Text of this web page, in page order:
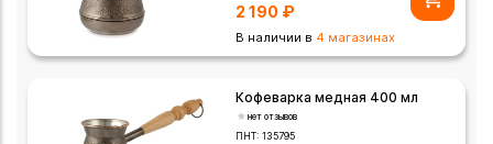
2 190 ₽
В наличии в 4 магазинах
Кофеварка медная 400 мл
нет отзывов
ПНТ:135795